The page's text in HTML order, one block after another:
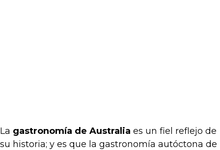
La gastronomía de Australia es un fiel reflejo de
su historia; y es que la gastronomía autóctona de